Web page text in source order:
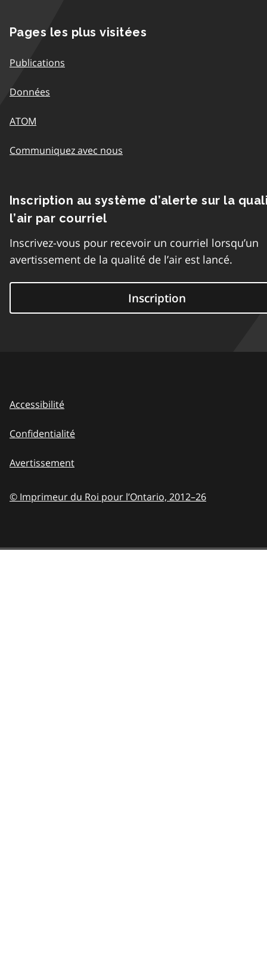
Pages les plus visitées
Publications
Données
ATOM
Communiquez avec nous
Inscription au système d’alerte sur la
l’air par courriel
Inscrivez-vous pour recevoir un courriel lorsqu’un
avertissement de la qualité de l’air est lancé.
Inscription
Accessibilité
Confidentialité
Avertissement
© Imprimeur du Roi pour l’Ontario, 2012–26